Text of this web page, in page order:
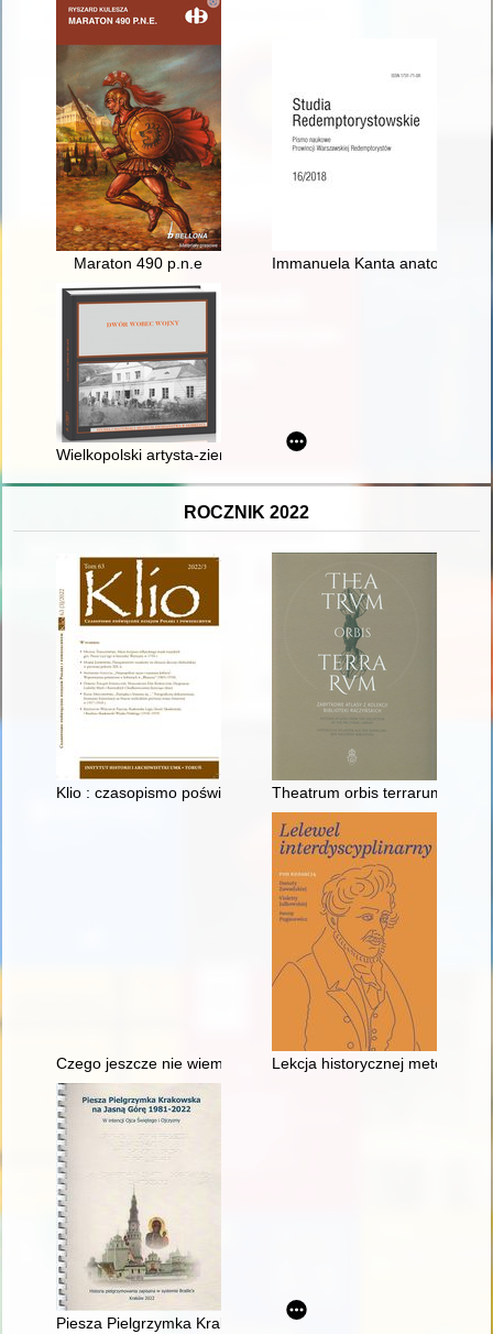
Maraton 490 p.n.e Immanuela Kanta anatomia
Wielkopolski artysta-ziemianin wobec wydarzeń Wielkiej
ROCZNIK 2022
Klio : czasopismo poświęcone dziejom Polski i powszechnym.
Theatrum orbis terrarum :
Czego jeszcze nie wiemy o pochodzeniu Mikołaja Kopernika
Lekcja historycznej metody :
Piesza Pielgrzymka Krakowska na Jasną Górę 1981-2022 :